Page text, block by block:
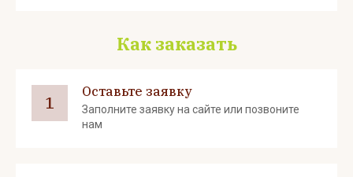
Как заказать
1
Оставьте заявку
Заполните заявку на сайте или позвоните
нам